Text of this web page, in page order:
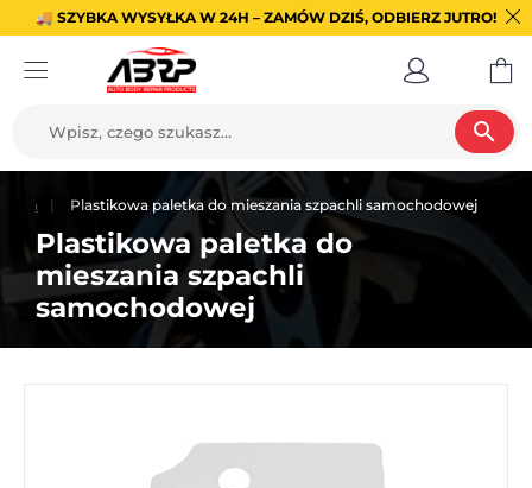
🚚 SZYBKA WYSYŁKA W 24H – ZAMÓW DZIŚ, ODBIERZ JUTRO!
search
Plastikowa paletka do mieszania szpachli samochodowej
Plastikowa paletka do
mieszania szpachli
samochodowej